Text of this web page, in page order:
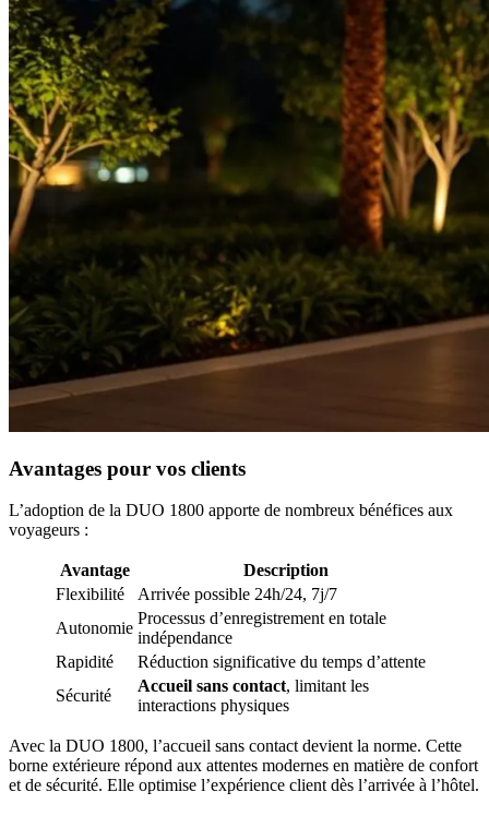
Avantages pour vos clients
L’adoption de la DUO 1800 apporte de nombreux bénéfices aux
voyageurs :
Avantage
Description
Flexibilité
Arrivée possible 24h/24, 7j/7
Autonomie
Processus d’enregistrement en totale
indépendance
Rapidité
Réduction significative du temps d’attente
Sécurité
Accueil sans contact, limitant les
interactions physiques
Avec la DUO 1800, l’accueil sans contact devient la norme. Cette
borne extérieure répond aux attentes modernes en matière de confort
et de sécurité. Elle optimise l’expérience client dès l’arrivée à l’hôtel.